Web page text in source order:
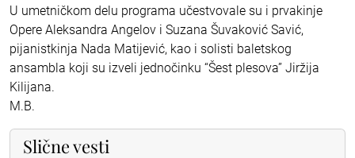
U umetničkom delu programa učestvovale su i prvakinje
Opere Aleksandra Angelov i Suzana Šuvaković Savić,
pijanistkinja Nada Matijević, kao i solisti baletskog
ansambla koji su izveli jednočinku “Šest plesova” Jiržija
Kilijana.
M.B.
Slične vesti